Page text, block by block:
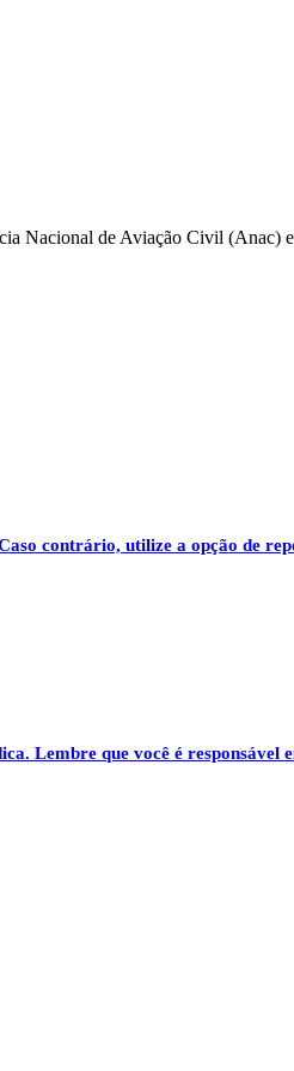
Nacional de Aviação Civil (Anac)
contrário, utilize a opção de
. Lembre que você é